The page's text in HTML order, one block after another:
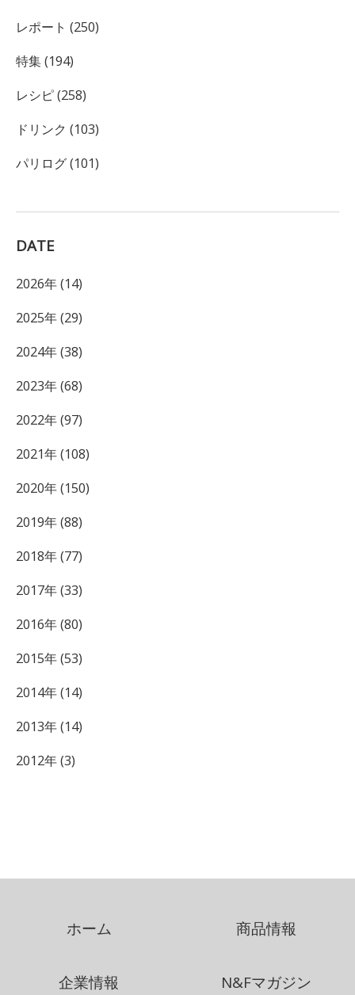
レポート (250)
特集 (194)
レシピ (258)
ドリンク (103)
パリログ (101)
DATE
2026年 (14)
2025年 (29)
2024年 (38)
2023年 (68)
2022年 (97)
2021年 (108)
2020年 (150)
2019年 (88)
2018年 (77)
2017年 (33)
2016年 (80)
2015年 (53)
2014年 (14)
2013年 (14)
2012年 (3)
ホーム 商品情報
企業情報 N&Fマガジン